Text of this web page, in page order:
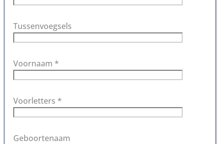
Tussenvoegsels
Voornaam *
Voorletters *
Geboortenaam